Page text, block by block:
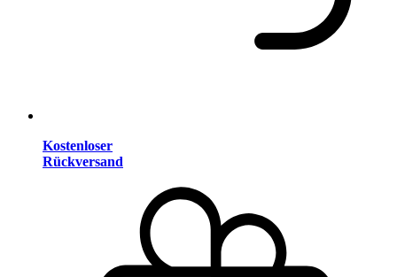
Kostenloser
Rückversand